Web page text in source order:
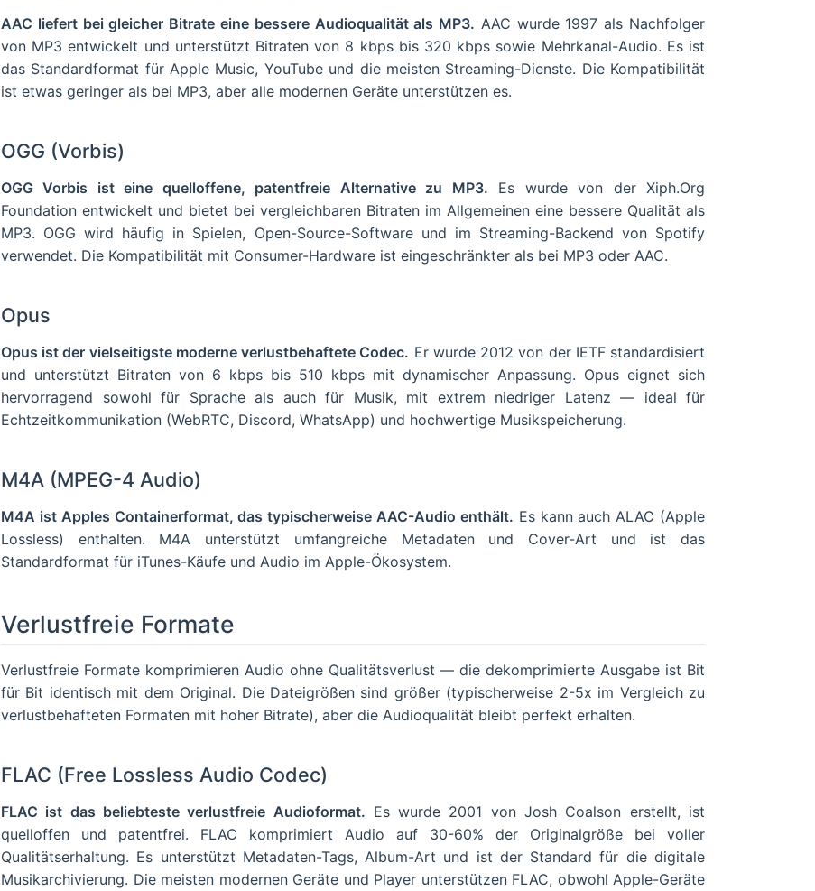
AAC liefert bei gleicher Bitrate eine bessere Audioqualität als MP3. AAC wurde 1997 als Nachfolger
von MP3 entwickelt und unterstützt Bitraten von 8 kbps bis 320 kbps sowie Mehrkanal-Audio. Es ist
das Standardformat für Apple Music, YouTube und die meisten Streaming-Dienste. Die Kompatibilität
ist etwas geringer als bei MP3, aber alle modernen Geräte unterstützen es.
OGG (Vorbis)
OGG Vorbis ist eine quelloffene, patentfreie Alternative zu MP3. Es wurde von der Xiph.Org
Foundation entwickelt und bietet bei vergleichbaren Bitraten im Allgemeinen eine bessere Qualität als
MP3. OGG wird häufig in Spielen, Open-Source-Software und im Streaming-Backend von Spotify
verwendet. Die Kompatibilität mit Consumer-Hardware ist eingeschränkter als bei MP3 oder AAC.
Opus
Opus ist der vielseitigste moderne verlustbehaftete Codec. Er wurde 2012 von der IETF standardisiert
und unterstützt Bitraten von 6 kbps bis 510 kbps mit dynamischer Anpassung. Opus eignet sich
hervorragend sowohl für Sprache als auch für Musik, mit extrem niedriger Latenz — ideal für
Echtzeitkommunikation (WebRTC, Discord, WhatsApp) und hochwertige Musikspeicherung.
M4A (MPEG-4 Audio)
M4A ist Apples Containerformat, das typischerweise AAC-Audio enthält. Es kann auch ALAC (Apple
Lossless) enthalten. M4A unterstützt umfangreiche Metadaten und Cover-Art und ist das
Standardformat für iTunes-Käufe und Audio im Apple-Ökosystem.
Verlustfreie Formate
Verlustfreie Formate komprimieren Audio ohne Qualitätsverlust — die dekomprimierte Ausgabe ist Bit
für Bit identisch mit dem Original. Die Dateigrößen sind größer (typischerweise 2-5x im Vergleich zu
verlustbehafteten Formaten mit hoher Bitrate), aber die Audioqualität bleibt perfekt erhalten.
FLAC (Free Lossless Audio Codec)
FLAC ist das beliebteste verlustfreie Audioformat. Es wurde 2001 von Josh Coalson erstellt, ist
quelloffen und patentfrei. FLAC komprimiert Audio auf 30-60% der Originalgröße bei voller
Qualitätserhaltung. Es unterstützt Metadaten-Tags, Album-Art und ist der Standard für die digitale
Musikarchivierung. Die meisten modernen Geräte und Player unterstützen FLAC, obwohl Apple-Geräte